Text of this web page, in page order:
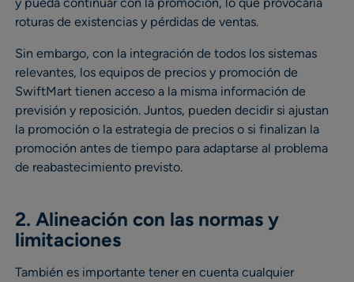
roturas de existencias y pérdidas de ventas.
Sin embargo, con la integración de todos los sistemas
relevantes, los equipos de precios y promoción de
SwiftMart tienen acceso a la misma información de
previsión y reposición. Juntos, pueden decidir si ajustan
la promoción o la estrategia de precios o si finalizan la
promoción antes de tiempo para adaptarse al problema
de reabastecimiento previsto.
2. Alineación con las normas y
limitaciones
También es importante tener en cuenta cualquier